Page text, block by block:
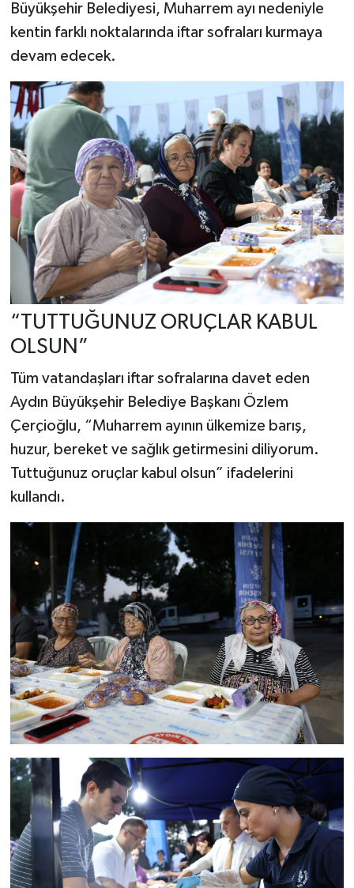
Büyükşehir Belediyesi, Muharrem ayı nedeniyle
kentin farklı noktalarında iftar sofraları kurmaya
devam edecek.
“TUTTUĞUNUZ ORUÇLAR KABUL
OLSUN”
Tüm vatandaşları iftar sofralarına davet eden
Aydın Büyükşehir Belediye Başkanı Özlem
Çerçioğlu, “Muharrem ayının ülkemize barış,
huzur, bereket ve sağlık getirmesini diliyorum.
Tuttuğunuz oruçlar kabul olsun” ifadelerini
kullandı.